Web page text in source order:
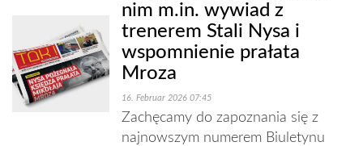
nim m.in. wywiad z
trenerem Stali Nysa i
wspomnienie prałata
Mroza
16. Februar 2026 07:45
Zachęcamy do zapoznania się z
najnowszym numerem Biuletynu